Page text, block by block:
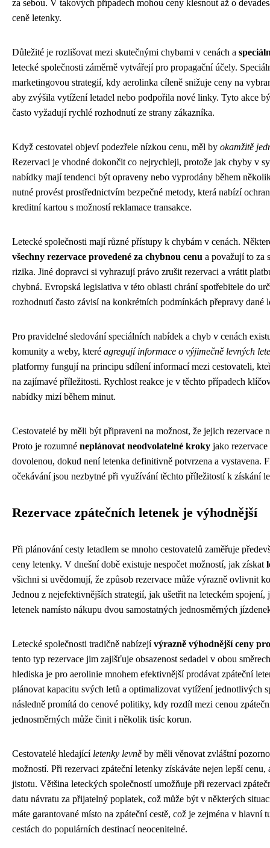
za sebou. V takových případech mohou ceny klesnout až o
ceně letenky.
Důležité je rozlišovat mezi skutečnými chybami v cenách a
letecké společnosti záměrně vytvářejí pro propagační účely.
marketingovou strategií, kdy aerolinka cíleně snižuje ceny na
aby zvýšila vytížení letadel nebo podpořila nové linky. Tyto akce
často vyžadují rychlé rozhodnutí ze strany zákazníka.
Když cestovatel objeví podezřele nízkou cenu, měl by okamžitě
Rezervaci je vhodné dokončit co nejrychleji, protože jak chyby v
nabídky mají tendenci být opraveny nebo vyprodány během
nutné provést prostřednictvím bezpečné metody, která nabízí
kreditní kartou s možností reklamace transakce.
Letecké společnosti mají různé přístupy k chybám v cenách.
všechny rezervace provedené za chybnou cenu a považují to za
rizika. Jiné dopravci si vyhrazují právo zrušit rezervaci a vrátit
chybná. Evropská legislativa v této oblasti chrání spotřebitele do
rozhodnutí často závisí na konkrétních podmínkách přepravy dané
Pro pravidelné sledování speciálních nabídek a chyb v cenách
komunity a weby, které agregují informace o výjimečně levných
platformy fungují na principu sdílení informací mezi cestovateli,
na zajímavé příležitosti. Rychlost reakce je v těchto případech
nabídky mizí během minut.
Cestovatelé by měli být připraveni na možnost, že jejich rezervace
Proto je rozumné neplánovat neodvolatelné kroky jako
dovolenou, dokud není letenka definitivně potvrzena a vystavena.
očekávání jsou nezbytné při využívání těchto příležitostí k získání
Rezervace zpátečních letenek je výhodnější
Při plánování cesty letadlem se mnoho cestovatelů zaměřuje
ceny letenky. V dnešní době existuje nespočet možností, jak získat
všichni si uvědomují, že způsob rezervace může výrazně ovlivnit
Jednou z nejefektivnějších strategií, jak ušetřit na leteckém spojení,
letenek namísto nákupu dvou samostatných jednosměrných
Letecké společnosti tradičně nabízejívýrazně výhodnější ceny
tento typ rezervace jim zajišťuje obsazenost sedadel v obou
hlediska je pro aerolinie mnohem efektivnější prodávat zpáteční
plánovat kapacitu svých letů a optimalizovat vytížení jednotlivých
následně promítá do cenové politiky, kdy rozdíl mezi cenou
jednosměrných může činit i několik tisíc korun.
Cestovatelé hledající letenky levně by měli věnovat zvláštní
možností. Při rezervaci zpáteční letenky získáváte nejen lepší
jistotu. Většina leteckých společností umožňuje při rezervaci
datu návratu za přijatelný poplatek, což může být v některých
máte garantované místo na zpáteční cestě, což je zejména v hlavní
cestách do populárních destinací neocenitelné.